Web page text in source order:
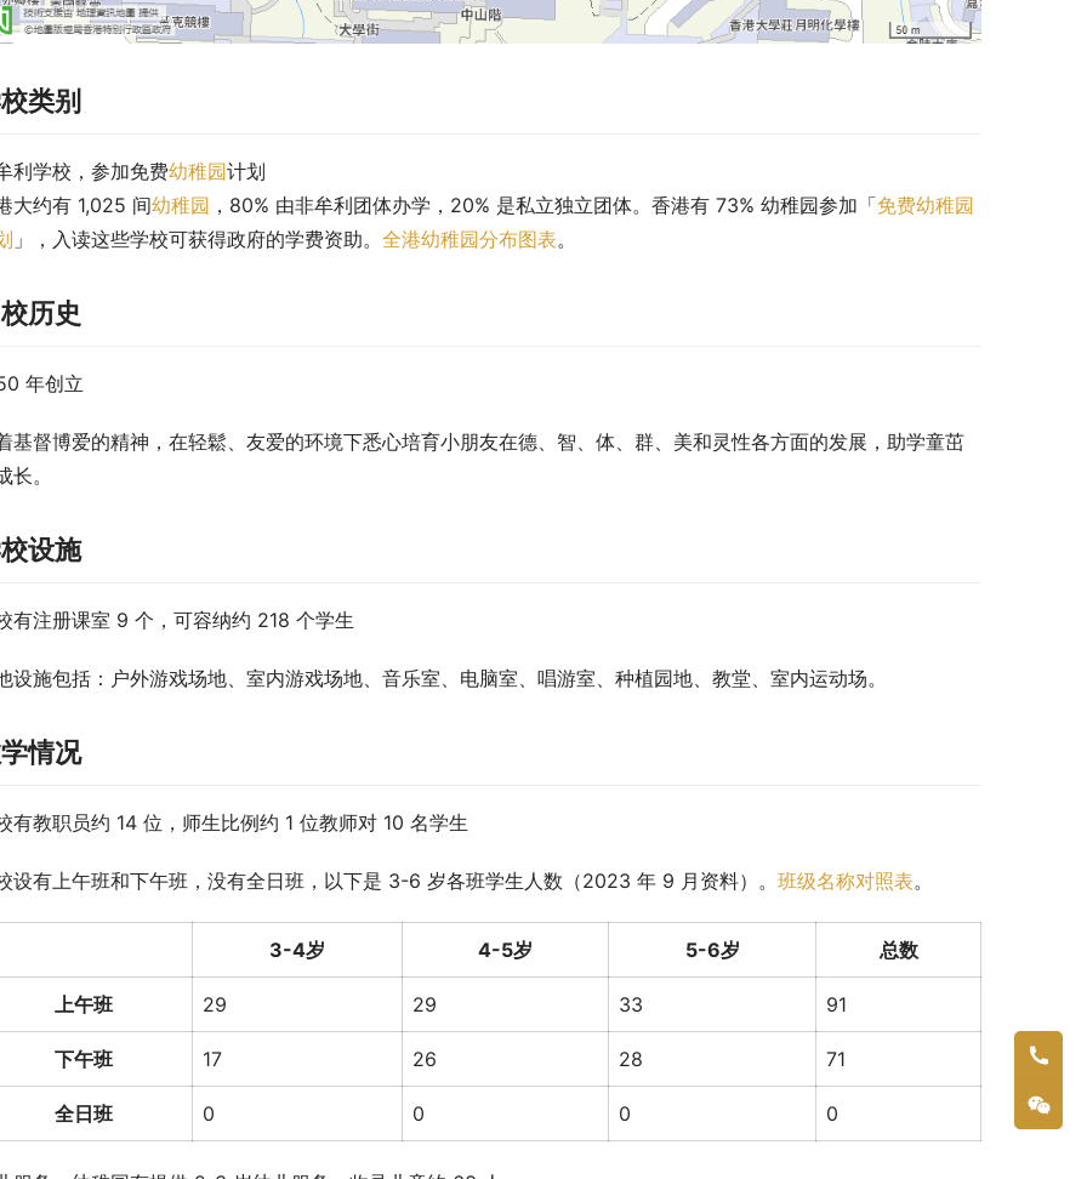
类别
利学校，参加免费幼稚园计划
大约有 1,025 间幼稚园 ，80% 由非牟利团体办学，20% 是私立独立团体。香港有 73% 幼稚园参加「免费幼稚园
」，入读这些学校可获得政府的学费资助。 全港幼稚园分布图表。
历史
年创立
基督博爱的精神，在轻鬆、友爱的环境下悉心培育小朋友在德、智、体、群、美和灵性各方面的发展，助学童茁
长。
设施
有注册课室 9 个，可容纳约 218 个学生
设施包括：户外游戏场地、室内游戏场地、音乐室、电脑室、唱游室、种植园地、教堂、室内运动场。
情况
有教职员约 14 位，师生比例约 1 位教师对 10 名学生
设有上午班和下午班，没有全日班，以下是 3-6 岁各班学生人数（2023 年 9 月资料）。 班级名称对照表。
3-4岁 4-5岁 5-6岁 总数
上午班 29 29 33 91
下午班 17 26 28 71
全日班 0 0 0 0